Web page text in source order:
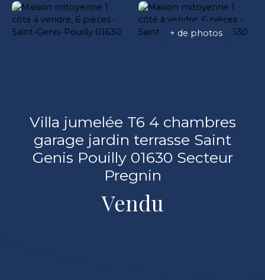
+ de photos
Villa jumelée T6 4 chambres
garage jardin terrasse Saint
Genis Pouilly 01630 Secteur
Pregnin
Vendu